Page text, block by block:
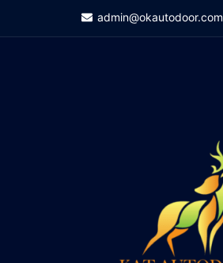
admin@okautodoor.com